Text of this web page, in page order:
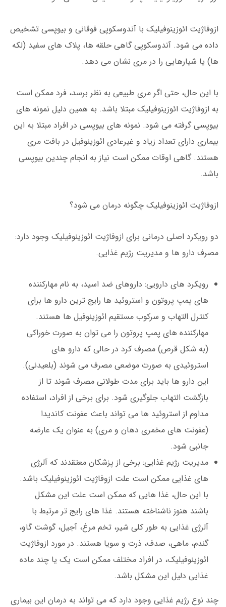
ازوفاژیت ائوزینوفیلیک با آندوسکوپی فوقانی و بیوپسی تشخیص
داده می شود. آندوسکوپی گاهی حلقه ها، پلاک های سفید (لکه
ها) یا شیارهایی را در مری نشان می دهد.
با این حال، حتی اگر مری طبیعی به نظر برسد، فرد ممکن است
به ازوفاژیت ائوزینوفیلیک مبتلا باشد. به همین دلیل نمونه های
بیوپسی گرفته می شود. نمونه های بیوپسی در افراد مبتلا به این
بیماری دارای تعداد زیاد و غیرعادی ائوزینوفیل در بافت مری
هستند. گاهی اوقات ممکن است نیاز به انجام چندین بیوپسی
باشد.
ازوفاژیت ائوزینوفیلیک چگونه درمان می شود؟
دو رویکرد اصلی درمانی برای ازوفاژیت ائوزینوفیلیک وجود دارد:
مصرف دارو ها و مدیریت رژیم غذایی.
رویکرد های دارویی: داروهای ضد اسید، به نام مهارکننده
های پمپ پروتون و استروئید ها رایج ترین دارو ها برای
کنترل التهاب و سرکوب مستقیم ائوزینوفیل ها هستند.
مهارکننده های پمپ پروتون را می توان به صورت خوراکی
(به شکل قرص) مصرف کرد در حالی که دارو های
استروئیدی به صورت موضعی مصرف می شوند (بلعیدنی).
این دارو ها باید برای مدت طولانی مصرف شوند تا از
بازگشت التهاب جلوگیری شود. برای برخی از افراد، استفاده
مداوم از استروئید ها می تواند باعث عفونت کاندیدا
(عفونت های مخمری دهان و مری) به عنوان یک عارضه
جانبی شود.
مدیریت رژیم غذایی: برخی از پزشکان معتقدند که آلرژی
های غذایی ممکن است علت ازوفاژیت ائوزینوفیلیک باشد.
با این حال، غذا هایی که ممکن است علت این مشکل
باشند هنوز ناشناخته هستند. غذا های رایج تر مرتبط با
آلرژی غذایی به طور کلی شیر، تخم مرغ، آجیل، گوشت گاو،
گندم، ماهی، صدف، ذرت و سویا هستند. در مورد ازوفاژیت
ائوزینوفیلیک، در افراد مختلف ممکن است یک یا چند ماده
غذایی دلیل این مشکل باشد.
چند نوع رژیم غذایی وجود دارد که می تواند به درمان این بیماری